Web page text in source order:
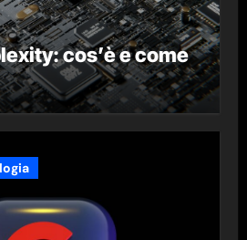
cos’è e come